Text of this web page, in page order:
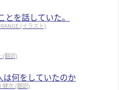
を話していた。
(イラスト)
(翻訳)
は何をしていたのか
健次 (翻訳)